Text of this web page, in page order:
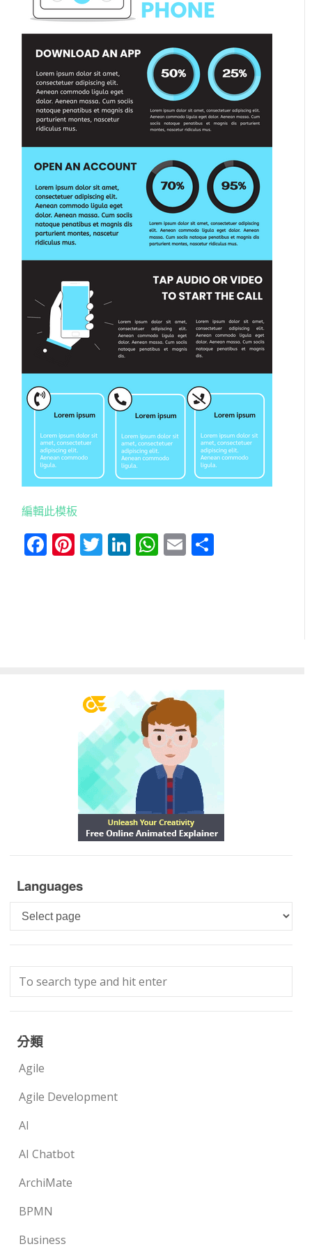
編輯此模板
Facebook
Pinterest
Twitter
LinkedIn
WhatsApp
Email
Languages
Languages
分類
Agile
Agile Development
AI
AI Chatbot
ArchiMate
BPMN
Business